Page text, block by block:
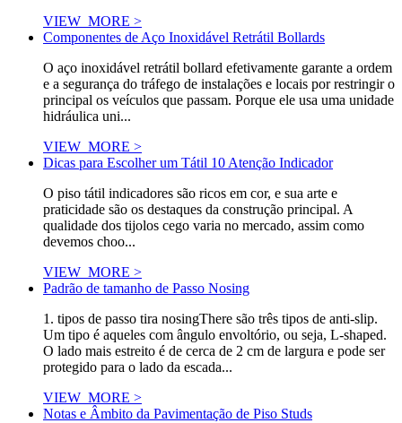
VIEW_MORE >
Componentes de Aço Inoxidável Retrátil Bollards
O aço inoxidável retrátil bollard efetivamente garante a ordem
e a segurança do tráfego de instalações e locais por restringir o
principal os veículos que passam. Porque ele usa uma unidade
hidráulica uni...
VIEW_MORE >
Dicas para Escolher um Tátil 10 Atenção Indicador
O piso tátil indicadores são ricos em cor, e sua arte e
praticidade são os destaques da construção principal. A
qualidade dos tijolos cego varia no mercado, assim como
devemos choo...
VIEW_MORE >
Padrão de tamanho de Passo Nosing
1. tipos de passo tira nosingThere são três tipos de anti-slip.
Um tipo é aqueles com ângulo envoltório, ou seja, L-shaped.
O lado mais estreito é de cerca de 2 cm de largura e pode ser
protegido para o lado da escada...
VIEW_MORE >
Notas e Âmbito da Pavimentação de Piso Studs